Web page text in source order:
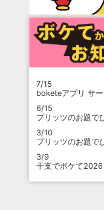
7/15
boketeアプリ サ
6/15
プリッツのお題で
3/10
プリッツのお題で
3/9
干支でボケて